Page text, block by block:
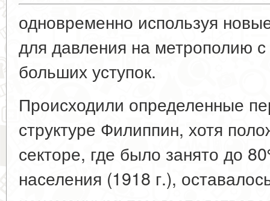
одновременно используя
для давления на метрополию
больших уступок.
Происходили определенные
структуре Филиппин, хотя
секторе, где было занято до
населения (1918 г.),